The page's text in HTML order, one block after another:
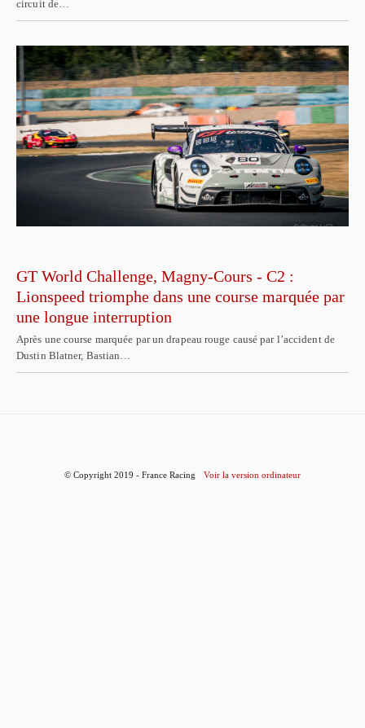
circuit de…
GT World Challenge, Magny-Cours - C2 :
Lionspeed triomphe dans une course marquée par
une longue interruption
Après une course marquée par un drapeau rouge causé par l’accident de
Dustin Blatner, Bastian…
© Copyright 2019 - France Racing Voir la version ordinateur